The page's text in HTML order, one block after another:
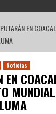
EN
Noticias
EN